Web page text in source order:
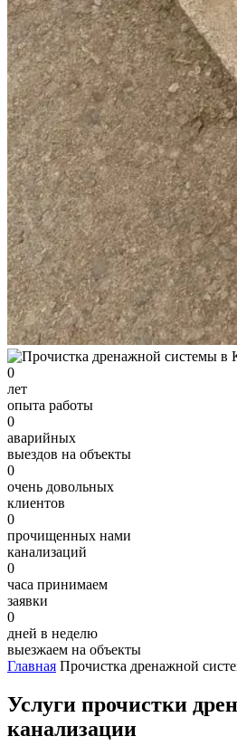
0
лет
опыта работы
0
аварийных
выездов на объекты
0
очень довольных
клиентов
0
прочищенных нами
канализаций
0
часа принимаем
заявки
0
дней в неделю
выезжаем на объекты
Главная Прочистка дренажной
Услуги прочистки
канализации